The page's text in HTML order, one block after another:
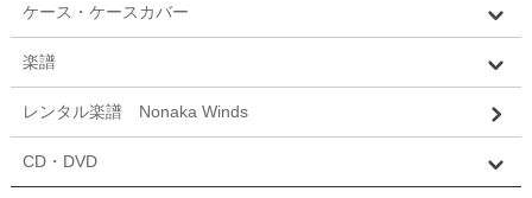
ケース・ケースカバー
楽譜
レンタル楽譜 Nonaka Winds
CD・DVD